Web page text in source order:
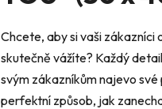
z
5
hvězdiček.
Chcete, aby si vaši zákazníci
skutečně vážíte? Každý
svým zákazníkům najevo
perfektní způsob, jak